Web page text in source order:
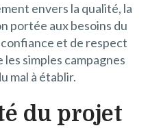
envers la qualité, la
portée aux besoins du
et de respect
simples campagnes
mal à établir.
du projet